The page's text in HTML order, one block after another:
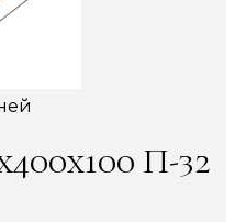
П-32